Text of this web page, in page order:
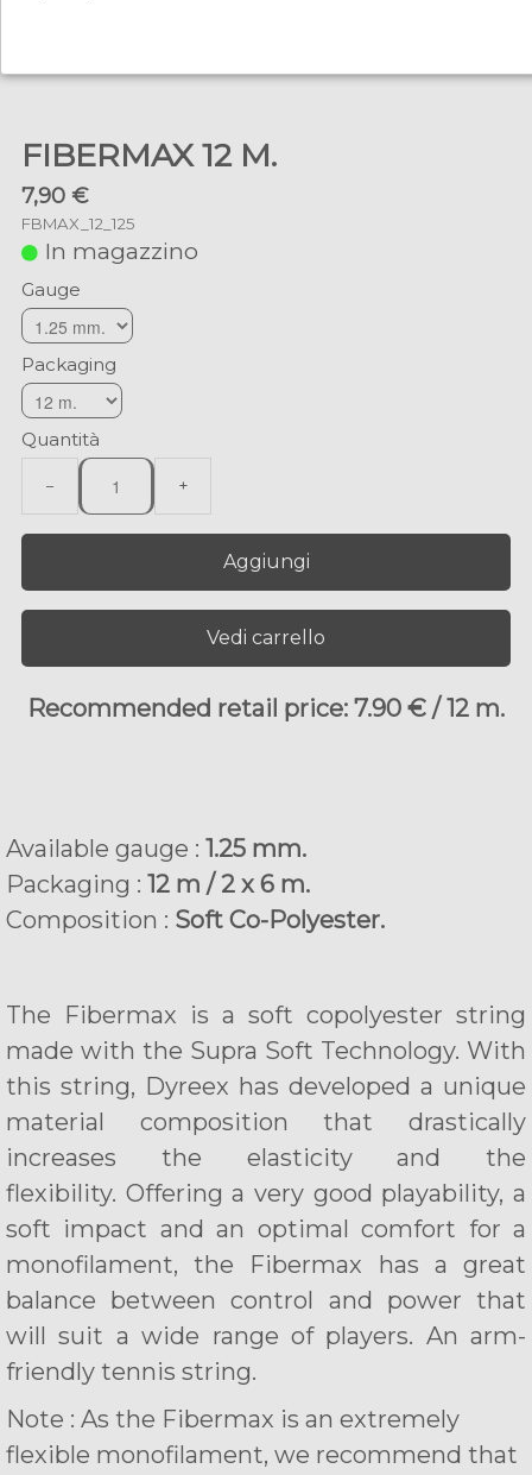
FIBERMAX 12 M.
7,90 €
FBMAX_12_125
In magazzino
Gauge
Packaging
Quantità
− +
Aggiungi
Vedi carrello
Recommended retail price: 7.90 € / 12 m.
Available gauge : 1.25 mm.
Packaging : 12 m / 2 x 6 m.
Composition : Soft Co-Polyester.
The Fibermax is a soft copolyester string
made with the Supra Soft Technology. With
this string, Dyreex has developed a unique
material composition that drastically
increases the elasticity and the
flexibility. Offering a very good playability, a
soft impact and an optimal comfort for a
monofilament, the Fibermax has a great
balance between control and power that
will suit a wide range of players. An arm-
friendly tennis string.
Note : As the Fibermax is an extremely
flexible monofilament, we recommend that